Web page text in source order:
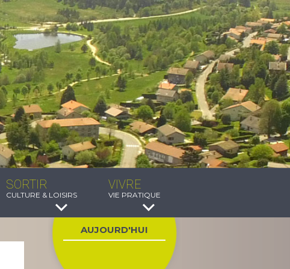
SORTIR
CULTURE & LOISIRS
VIVRE
VIE PRATIQUE
AUJOURD'HUI